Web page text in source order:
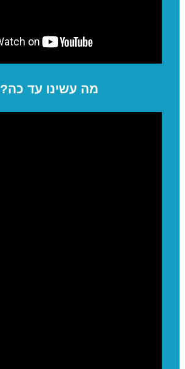
מה עשינו עד כה?